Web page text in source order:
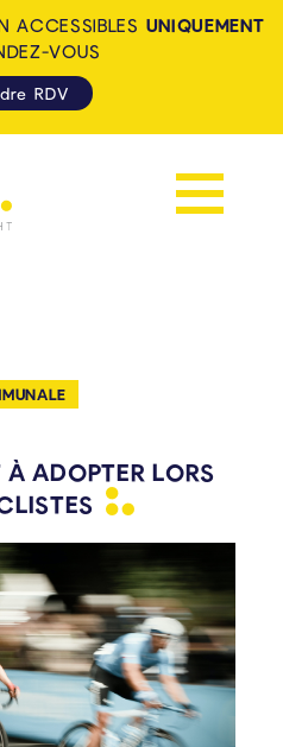
Afficher la
ACCESSIBLES UNIQUEMENT
VOUS
RDV
ADOPTER LORS